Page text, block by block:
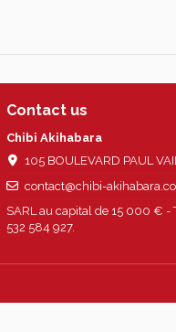
Contact us
Chibi Akihabara
105 BOULEVARD PAUL
contact@chibi-
SARL au capital de 15 000 € -
532 584 927.